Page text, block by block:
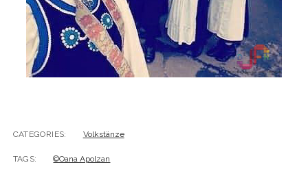
CATEGORIES: Volkstänze
TAGS: ©Oana Apolzan